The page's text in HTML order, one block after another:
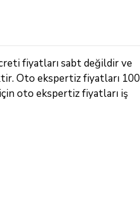
fiyatları sabt değildir ve
Oto ekspertiz fiyatları 100
oto ekspertiz fiyatları iş